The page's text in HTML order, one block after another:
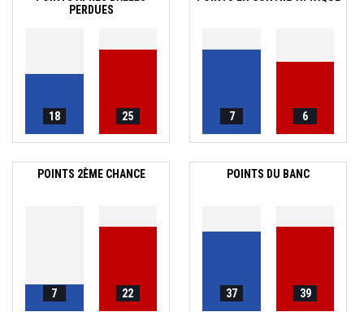
PERDUES
18 25 7 6
POINTS 2ÈME CHANCE
7 22
POINTS DU BANC
37 39